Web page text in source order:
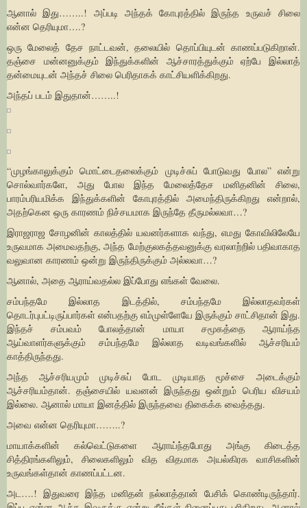
ஆனால் இது……..! அப்படி அந்தக் கோபுரத்தில் இருந்த உருவச் சிலை
என்ன தெரியுமா….?
ஒரு மேலைத் தேச நாட்டவன், தலையில் தொப்பியுடன் காணப்படுகிறான்.
தஞ்சை மன்னனுக்கும் இந்துக்களின் ஆச்சாரத்துக்கும் ஏற்பே இல்லாத்
தன்மையுடன் அந்தச் சிலை பெரிதாகக் காட்சியளிக்கிறது.
அந்தப் படம் இதுதான்……..!
“முழங்காலுக்கும் மொட்டைதலைக்கும் முடிச்சுப் போடுவது போல” என்று
சொல்வார்களே, அது போல இந்த மேலைத்தேச மனிதனின் சிலை,
பாரம்பரியமிக்க இந்துக்களின் கோபுரத்தில் அமைந்திருக்கிறது என்றால்,
அதற்கென ஒரு காரணம் நிச்சயமாக இருந்தே தீருமல்லவா…?
இராஜராஜ சோழனின் காலத்தில் யவனர்களாக வந்து, எமது கோவிலிலேயே
உருவமாக அமைவதற்கு, அந்த மேற்குலகத்தவனுக்கு வரலாற்றில் பதிவாகாத
வலுவான காரணம் ஒன்று இருந்திருக்கும் அல்லவா…?
ஆனால், அதை ஆராய்வதல்ல இப்போது எங்கள் வேலை.
சம்பந்தமே இல்லாத இடத்தில், சம்பந்தமே இல்லாதவர்கள்
தொடர்புபட்டிருப்பார்கள் என்பதற்கு எம்முள்ளேயே இருக்கும் சாட்சிதான் இது.
இந்தச் சம்பவம் போலத்தான் மாயா சமூகத்தை ஆராய்ந்த
ஆய்வாளர்களுக்கும் சம்பந்தமே இல்லாத வடிவங்களில் ஆச்சரியம்
காத்திருந்தது.
அந்த ஆச்சரியமும் முடிச்சுப் போட முடியாத மூச்சை அடைக்கும்
ஆச்சரியம்தான். தஞ்சையில் யவனன் இருந்தது ஒன்றும் பெரிய விசயம்
இல்லை. ஆனால் மாயா இனத்தில் இருந்தவை திகைக்க வைத்தது.
அவை என்ன தெரியுமா……..?
மாயாக்களின் கல்வெட்டுகளை ஆராய்ந்தபோது அங்கு கிடைத்த
சித்திரங்களிலும், சிலைகளிலும் வித விதமாக அயல்கிரக வாசிகளின்
உருவங்கள்தான் காணப்பட்டன.
அட….! இதுவரை இந்த மனிதன் நல்லாத்தான் பேசிக் கொண்டிருந்தார்.